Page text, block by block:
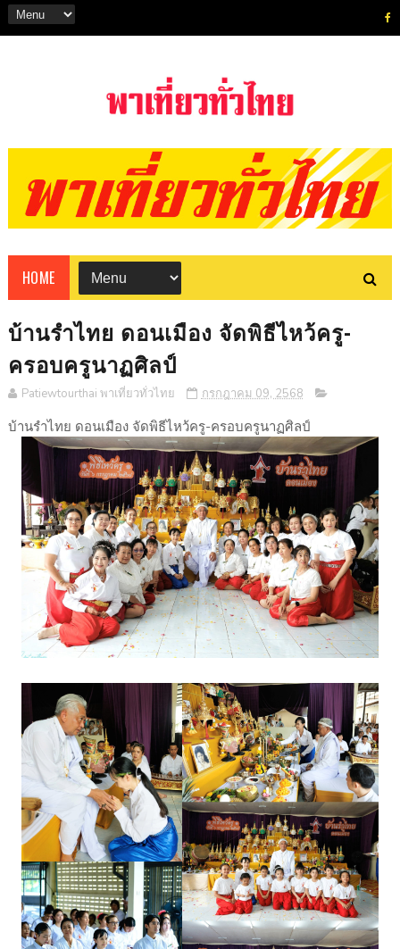
HOME
บ้านรำไทย ดอนเมือง จัดพิธีไหว้ครู-
ครอบครูนาฏศิลป์
Patiewtourthai พาเที่ยวทั่วไทย กรกฎาคม 09, 2568
บ้านรำไทย ดอนเมือง จัดพิธีไหว้ครู-ครอบครูนาฏศิลป์